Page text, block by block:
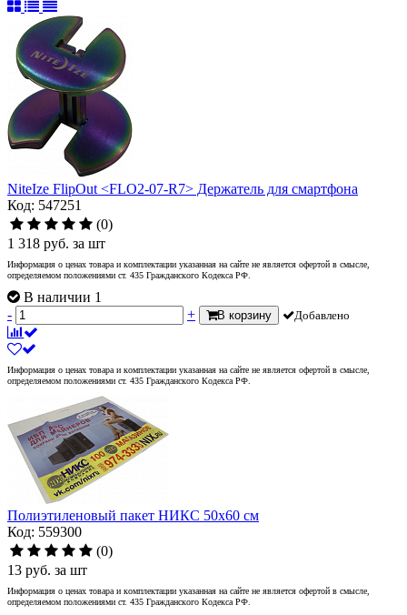
NiteIze FlipOut <FLO2-07-R7> Держатель для смартфона
Код: 547251
(0)
1 318 руб. за шт
Информация о ценах товара и комплектации указанная на сайте не является офертой в смысле,
определяемом положениями ст. 435 Гражданского Кодекса РФ.
В наличии 1
-
+ В корзину Добавлено
Информация о ценах товара и комплектации указанная на сайте не является офертой в смысле,
определяемом положениями ст. 435 Гражданского Кодекса РФ.
Полиэтиленовый пакет НИКС 50х60 см
Код: 559300
(0)
13 руб. за шт
Информация о ценах товара и комплектации указанная на сайте не является офертой в смысле,
определяемом положениями ст. 435 Гражданского Кодекса РФ.